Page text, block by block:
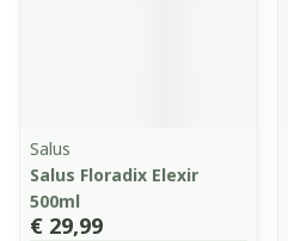
Salus
Salus Floradix Elexir
500ml
€ 29,99